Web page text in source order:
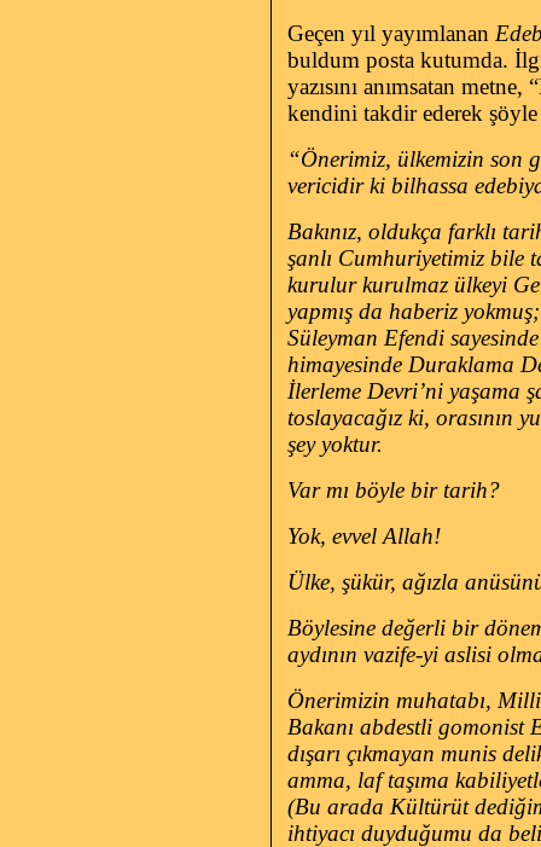
Geçen yıl yayımlanan
buldum posta kutumda.
yazısını anımsatan
kendini takdir ederek
“Önerimiz, ülkemizin son
vericidir ki bilhassa
Bakınız, oldukça farklı
şanlı Cumhuriyetimiz bile
kurulur kurulmaz ülkeyi
yapmış da haberiz
Süleyman Efendi
himayesinde Duraklama
İlerleme Devri’ni yaşama
toslayacağız ki, orasının
şey yoktur.
Var mı böyle bir tarih?
Yok, evvel Allah!
Ülke, şükür, ağızla
Böylesine değerli bir
aydının vazife-yi aslisi
Önerimizin muhatabı,
Bakanı abdestli gomonist
dışarı çıkmayan munis
amma, laf taşıma
(Bu arada Kültürüt
ihtiyacı duyduğumu da